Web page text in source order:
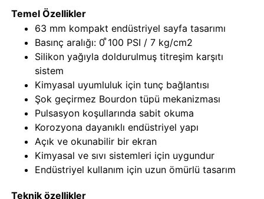
Kalite kontrol
Bize ulaşın
Teklif isteği
paslanmaz çelik basınç göstergesi
Şok geçirmez basınç ölçer
Sıcaklık ve Basınç Göstergesi
Temel Özellikler
63 mm kompakt endüstriyel sayfa tasarımı
Basınç aralığı: 0 ̊100 PSI / 7 kg/cm2
Silikon yağıyla doldurulmuş titreşim karşıtı
sistem
Kimyasal uyumluluk için tunç bağlantısı
Şok geçirmez Bourdon tüpü mekanizması
Pulsasyon koşullarında sabit okuma
Korozyona dayanıklı endüstriyel yapı
Açık ve okunabilir bir ekran
Kimyasal ve sıvı sistemleri için uygundur
Endüstriyel kullanım için uzun ömürlü tasarım
Teknik özellikler